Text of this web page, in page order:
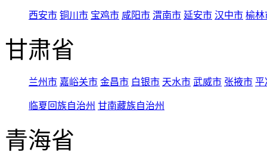
西安市 铜川市 宝鸡市 咸阳市 渭南市 延安市 汉中市 榆林
甘肃省
兰州市 嘉峪关市 金昌市 白银市 天水市 武威市 张掖市 平
临夏回族自治州 甘南藏族自治州
青海省